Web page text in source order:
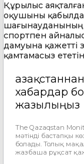
Құрылыс
оқушыны
шағынауданының
спортпен
дамуына
қамтамасыз
хабардар
жазылыңыз
The Qazaqstan
мәтінді бастапқы
болады. Толық
жазбаша рұқсат